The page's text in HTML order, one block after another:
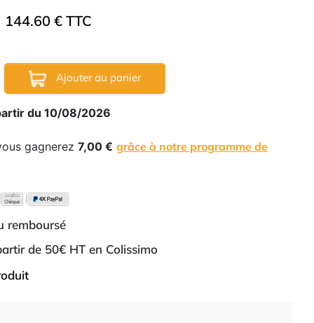
144.60 € TTC
Ajouter au panier
du 10/08/2026
gagnerez 7,00 € grâce à notre programme de
remboursé
de 50€ HT en Colissimo